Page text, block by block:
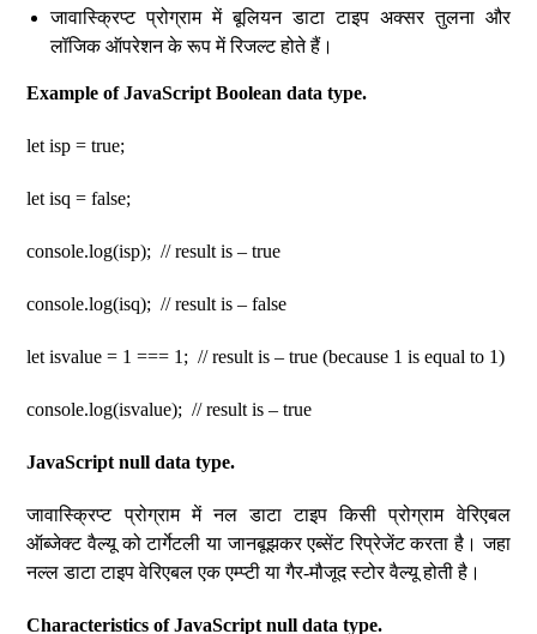
जावास्क्रिप्ट प्रोग्राम में बूलियन डाटा टाइप अक्सर तुलना और
लॉजिक ऑपरेशन के रूप में रिजल्ट होते हैं।
Example of JavaScript Boolean data type.
let isp = true;
let isq = false;
console.log(isp); // result is – true
console.log(isq); // result is – false
let isvalue = 1 === 1; // result is – true (because 1 is equal to 1)
console.log(isvalue); // result is – true
JavaScript null data type.
जावास्क्रिप्ट प्रोग्राम में नल डाटा टाइप किसी प्रोग्राम वेरिएबल
ऑब्जेक्ट वैल्यू को टार्गेटली या जानबूझकर एब्सेंट रिप्रेजेंट करता है। जहा
नल्ल डाटा टाइप वेरिएबल एक एम्प्टी या गैर-मौजूद स्टोर वैल्यू होती है।
Characteristics of JavaScript null data type.